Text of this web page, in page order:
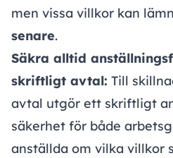
men vissa villkor kan
senare.
Säkra alltid
skriftligt avtal: Till
avtal utgör ett skriftligt
säkerhet för både
anställda om vilka villkor